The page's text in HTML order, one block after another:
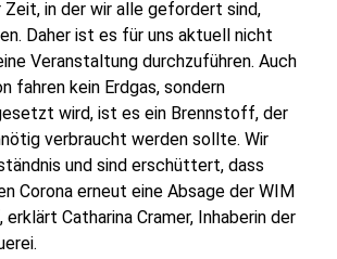
Zeit, in der wir alle gefordert sind,
Daher ist es für uns aktuell nicht
Veranstaltung durchzuführen. Auch
fahren kein Erdgas, sondern
wird, ist es ein Brennstoff, der
verbraucht werden sollte. Wir
und sind erschüttert, dass
Corona erneut eine Absage der WIM
erklärt Catharina Cramer, Inhaberin der